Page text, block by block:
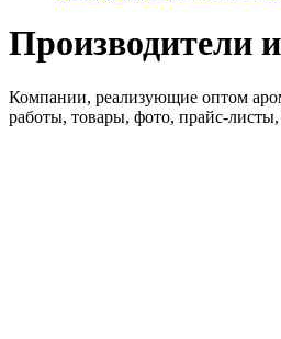
Производители
Компании, реализующие оптом
работы, товары, фото, прайс-